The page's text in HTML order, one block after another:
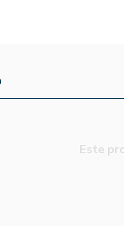
Este